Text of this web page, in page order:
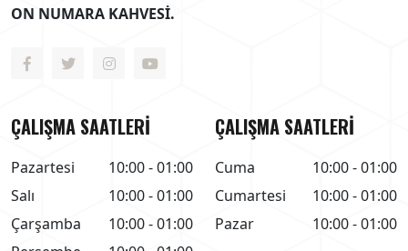
ON NUMARA KAHVESİ.
ÇALIŞMA SAATLERİ
Pazartesi
10:00 - 01:00
Salı
10:00 - 01:00
Çarşamba
10:00 - 01:00
ÇALIŞMA SAATLERİ
Cuma
10:00 - 01:00
Cumartesi
10:00 - 01:00
Pazar
10:00 - 01:00